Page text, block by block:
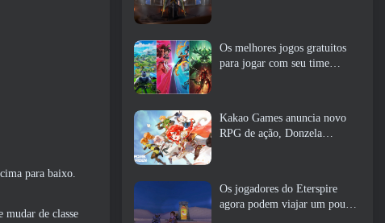
para baixo.
mudar de classe
Os melhores jogos gratuitos
para jogar com seu time
Kakao Games anuncia novo
RPG de ação, Donzela
Os jogadores do Eterspire
agora podem viajar um pouco